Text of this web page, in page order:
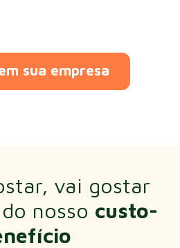
sua empresa
vai gostar
nosso custo-